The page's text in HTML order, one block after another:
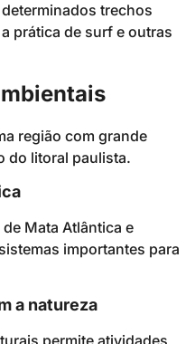
trechos
prática de surf e outras
região com grande
do litoral paulista.
Mata Atlântica e
importantes para
a natureza